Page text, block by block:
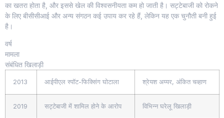
का खतरा होता है, और इससे खेल की विश्वसनीयता कम हो जाती है। सट्टेबाजी को रोकने
के लिए बीसीसीआई और अन्य संगठन कई उपाय कर रहे हैं, लेकिन यह एक चुनौती बनी हुई
है।
वर्ष
मामला
संबंधित खिलाड़ी
2013 आईपीएल स्पॉट-फिक्सिंग घोटाला श्रेयश अय्यर, अंकित चव्हाण
2019 सट्टेबाजी में शामिल होने के आरोप विभिन्न घरेलू खिलाड़ी